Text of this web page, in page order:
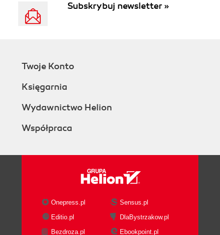
Subskrybuj newsletter »
Twoje Konto
Księgarnia
Wydawnictwo Helion
Współpraca
Onepress.pl
Sensus.pl
Editio.pl
DlaBystrzakow.pl
Bezdroza.pl
Ebookpoint.pl